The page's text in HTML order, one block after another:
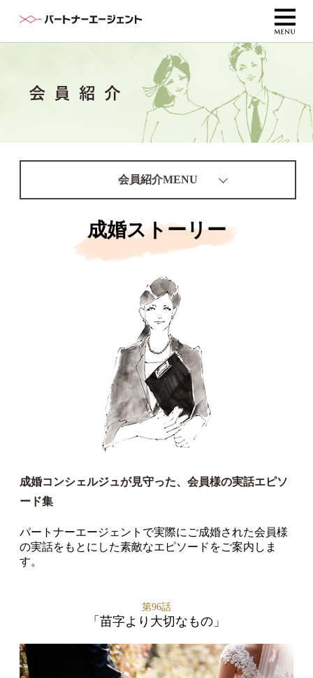
会員紹介MENU
成婚ストーリー
成婚コンシェルジュが見守った、会員様の実話エピソ
ード集
パートナーエージェントで実際にご成婚された会員様
の実話をもとにした素敵なエピソードをご案内しま
す。
第96話
「苗字より大切なもの」